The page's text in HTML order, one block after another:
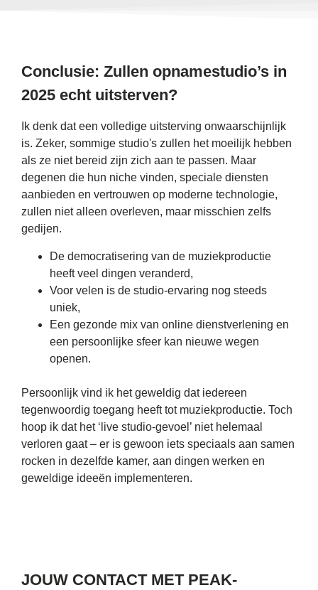
Conclusie: Zullen opnamestudio’s in
2025 echt uitsterven?
Ik denk dat een volledige uitsterving onwaarschijnlijk
is. Zeker, sommige studio's zullen het moeilijk hebben
als ze niet bereid zijn zich aan te passen. Maar
degenen die hun niche vinden, speciale diensten
aanbieden en vertrouwen op moderne technologie,
zullen niet alleen overleven, maar misschien zelfs
gedijen.
De democratisering van de muziekproductie
heeft veel dingen veranderd,
Voor velen is de studio-ervaring nog steeds
uniek,
Een gezonde mix van online dienstverlening en
een persoonlijke sfeer kan nieuwe wegen
openen.
Persoonlijk vind ik het geweldig dat iedereen
tegenwoordig toegang heeft tot muziekproductie. Toch
hoop ik dat het ‘live studio-gevoel’ niet helemaal
verloren gaat – er is gewoon iets speciaals aan samen
rocken in dezelfde kamer, aan dingen werken en
geweldige ideeën implementeren.
JOUW CONTACT MET PEAK-